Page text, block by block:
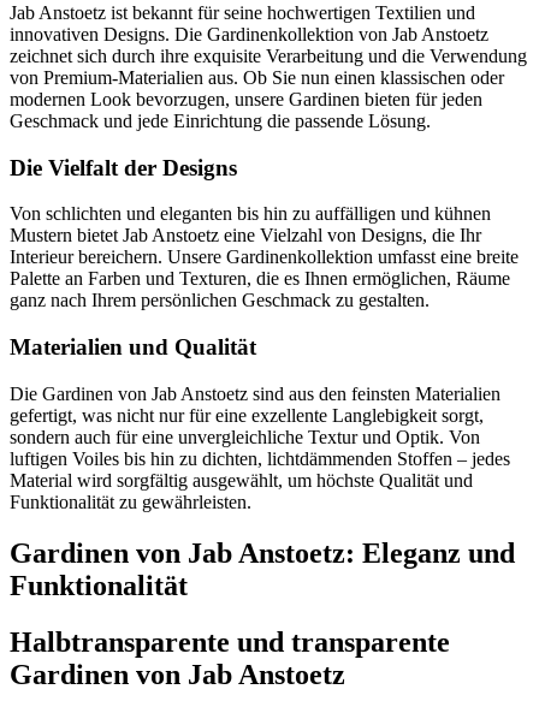
Jab Anstoetz ist bekannt für seine hochwertigen Textilien und
innovativen Designs. Die Gardinenkollektion von Jab Anstoetz
zeichnet sich durch ihre exquisite Verarbeitung und die Verwendung
von Premium-Materialien aus. Ob Sie nun einen klassischen oder
modernen Look bevorzugen, unsere Gardinen bieten für jeden
Geschmack und jede Einrichtung die passende Lösung.
Die Vielfalt der Designs
Von schlichten und eleganten bis hin zu auffälligen und kühnen
Mustern bietet Jab Anstoetz eine Vielzahl von Designs, die Ihr
Interieur bereichern. Unsere Gardinenkollektion umfasst eine breite
Palette an Farben und Texturen, die es Ihnen ermöglichen, Räume
ganz nach Ihrem persönlichen Geschmack zu gestalten.
Materialien und Qualität
Die Gardinen von Jab Anstoetz sind aus den feinsten Materialien
gefertigt, was nicht nur für eine exzellente Langlebigkeit sorgt,
sondern auch für eine unvergleichliche Textur und Optik. Von
luftigen Voiles bis hin zu dichten, lichtdämmenden Stoffen – jedes
Material wird sorgfältig ausgewählt, um höchste Qualität und
Funktionalität zu gewährleisten.
Gardinen von Jab Anstoetz: Eleganz und
Funktionalität
Halbtransparente und transparente
Gardinen von Jab Anstoetz